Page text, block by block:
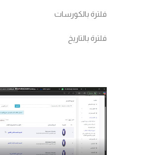
فلترة بالكورسات
فلترة بالتاريخ